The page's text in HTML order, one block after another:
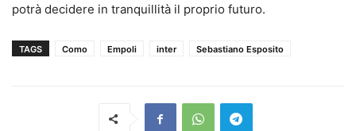
potrà decidere in tranquillità il proprio futuro.
TAGS Como Empoli inter Sebastiano Esposito